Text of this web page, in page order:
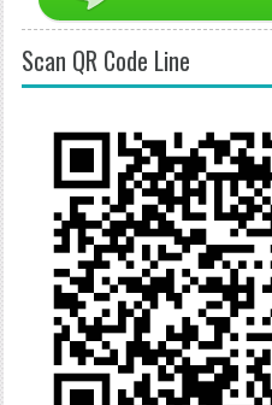
Scan QR Code Line